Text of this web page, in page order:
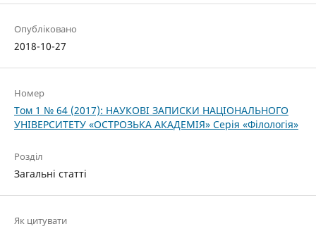
Опубліковано
2018-10-27
Номер
Том 1 № 64 (2017): НАУКОВІ ЗАПИСКИ НАЦІОНАЛЬНОГО
УНІВЕРСИТЕТУ «ОСТРОЗЬКА АКАДЕМІЯ» Серія «Філологія»
Розділ
Загальні статті
Як цитувати